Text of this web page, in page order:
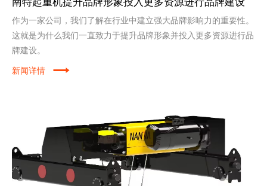
作为一家公司，我们了解在行业中建立强大品牌影响力的重要性。
这就是为什么我们一直致力于提升品牌形象并投入更多资源进行品
牌建设。
新闻详情